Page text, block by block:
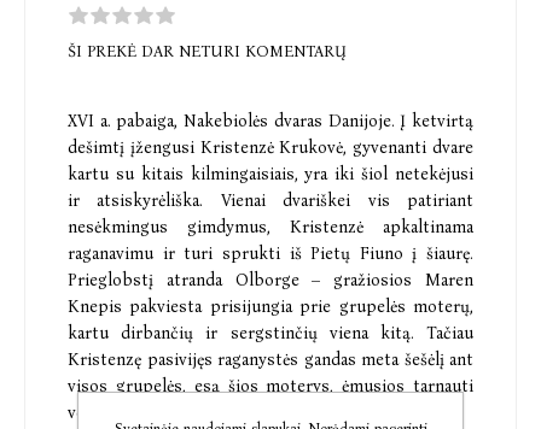
ŠI PREKĖ DAR NETURI KOMENTARŲ
XVI a. pabaiga, Nakebiolės dvaras Danijoje. Į ketvirtą
dešimtį įžengusi Kristenzė Krukovė, gyvenanti dvare
kartu su kitais kilmingaisiais, yra iki šiol netekėjusi
ir atsiskyrėliška. Vienai dvariškei vis patiriant
nesėkmingus gimdymus, Kristenzė apkaltinama
raganavimu ir turi sprukti iš Pietų Fiuno į šiaurę.
Prieglobstį atranda Olborge – gražiosios Maren
Knepis pakviesta prisijungia prie grupelės moterų,
kartu dirbančių ir sergstinčių viena kitą. Tačiau
Kristenzę pasivijęs raganystės gandas meta šešėlį ant
visos grupelės, esą šios moterys, ėmusios tarnauti
velniui, sėja aplink blogį ir chaosą.